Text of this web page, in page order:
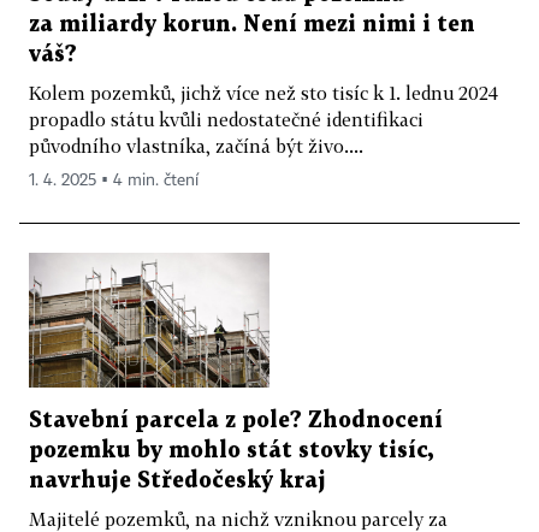
za miliardy korun. Není mezi nimi i ten
váš?
Kolem pozemků, jichž více než sto tisíc k 1. lednu 2024
propadlo státu kvůli nedostatečné identifikaci
původního vlastníka, začíná být živo....
1. 4. 2025 ▪ 4 min. čtení
Stavební parcela z pole? Zhodnocení
pozemku by mohlo stát stovky tisíc,
navrhuje Středočeský kraj
Majitelé pozemků, na nichž vzniknou parcely za